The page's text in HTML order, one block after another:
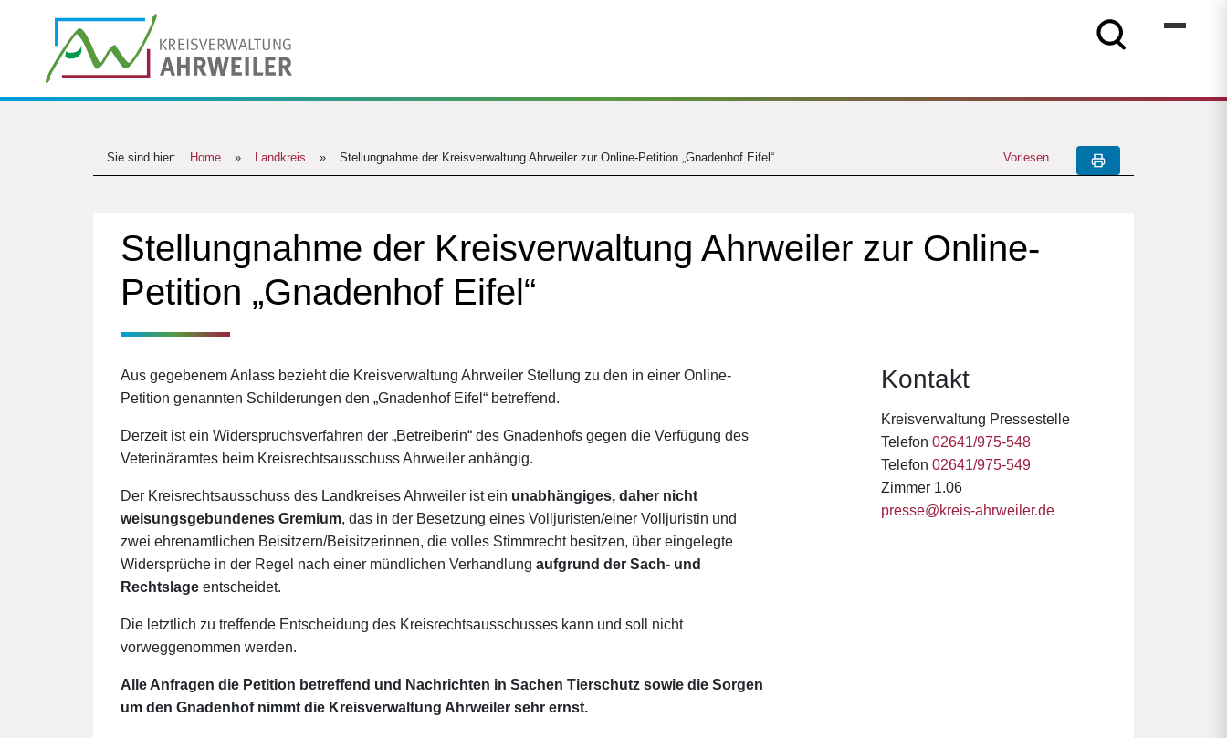
Sie sind hier: Home » Landkreis » Stellungnahme der Kreisverwaltung Ahrweiler zur Online-Petition „Gnadenhof Eifel“ Vorlesen
Stellungnahme der Kreisverwaltung Ahrweiler zur Online-
Petition „Gnadenhof Eifel“
Aus gegebenem Anlass bezieht die Kreisverwaltung Ahrweiler Stellung zu den in einer Online-
Petition genannten Schilderungen den „Gnadenhof Eifel“ betreffend.
Derzeit ist ein Widerspruchsverfahren der „Betreiberin“ des Gnadenhofs gegen die Verfügung des
Veterinäramtes beim Kreisrechtsausschuss Ahrweiler anhängig.
Der Kreisrechtsausschuss des Landkreises Ahrweiler ist ein unabhängiges, daher nicht
weisungsgebundenes Gremium, das in der Besetzung eines Volljuristen/einer Volljuristin und
zwei ehrenamtlichen Beisitzern/Beisitzerinnen, die volles Stimmrecht besitzen, über eingelegte
Widersprüche in der Regel nach einer mündlichen Verhandlung aufgrund der Sach- und
Rechtslage entscheidet.
Die letztlich zu treffende Entscheidung des Kreisrechtsausschusses kann und soll nicht
vorweggenommen werden.
Alle Anfragen die Petition betreffend und Nachrichten in Sachen Tierschutz sowie die Sorgen
um den Gnadenhof nimmt die Kreisverwaltung Ahrweiler sehr ernst.
Kontakt
Kreisverwaltung Pressestelle
Telefon 02641/975-548
Telefon 02641/975-549
Zimmer 1.06
presse@kreis-ahrweiler.de